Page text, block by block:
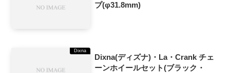
プ(φ31.8mm)
Dixna
Dixna(ディズナ)・La・Crank チェ
ーンホイールセット(ブラック・